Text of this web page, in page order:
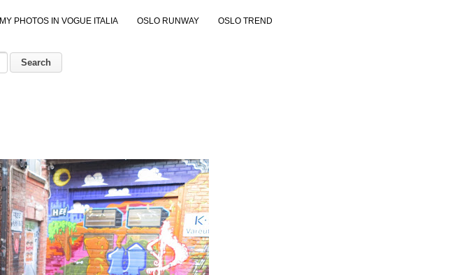
MY PHOTOS IN VOGUE ITALIA OSLO RUNWAY OSLO TREND